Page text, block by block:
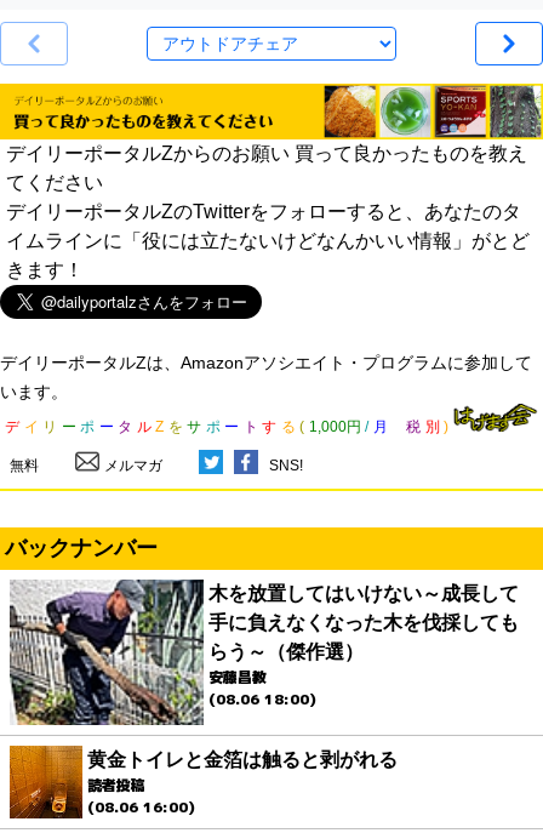
デイリーポータルZからのお願い 買って良かったものを教え
てください
デイリーポータルZのTwitterをフォローすると、あなたのタ
イムラインに「役には立たないけどなんかいい情報」がとど
きます！
デイリーポータルZは、Amazonアソシエイト・プログラムに参加して
います。
デ イ リ ー ポ ー タ ル Z を サ ポ ー ト す る ( 1,000円 / 月 税 別 )
無料 メルマガ SNS!
バックナンバー
木を放置してはいけない～成長して
手に負えなくなった木を伐採しても
らう～（傑作選）
安藤昌教
(08.06 18:00)
黄金トイレと金箔は触ると剥がれる
読者投稿
(08.06 16:00)